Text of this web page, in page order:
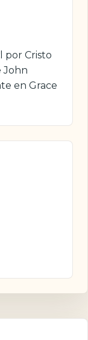
por Cristo
John
en Grace